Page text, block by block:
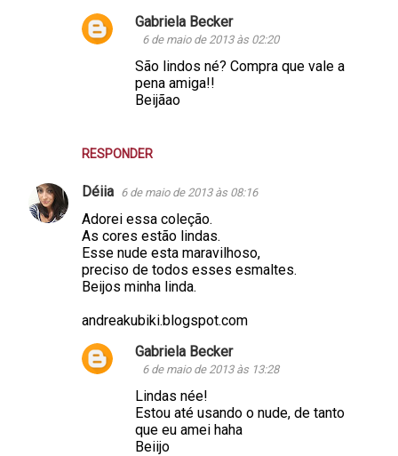
RESPONDER
Gabriela Becker
6 de maio de 2013 às 02:20
São lindos né? Compra que vale a
pena amiga!!
Beijãao
Déiia 6 de maio de 2013 às 08:16
Adorei essa coleção.
As cores estão lindas.
Esse nude esta maravilhoso,
preciso de todos esses esmaltes.
Beijos minha linda.
andreakubiki.blogspot.com
Gabriela Becker
6 de maio de 2013 às 13:28
Lindas née!
Estou até usando o nude, de tanto
que eu amei haha
Beiijo